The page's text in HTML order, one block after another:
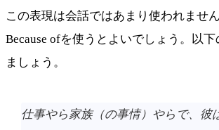
この表現は会話ではあまり使われませ
Because ofを使うとよいでしょう。以
ましょう。
仕事やら家族（の事情）やらで、彼